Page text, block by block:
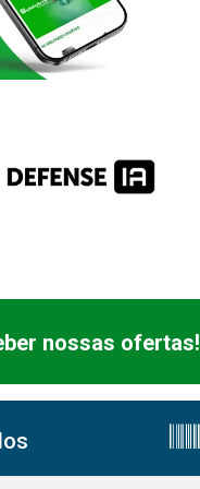
nossas ofertas!